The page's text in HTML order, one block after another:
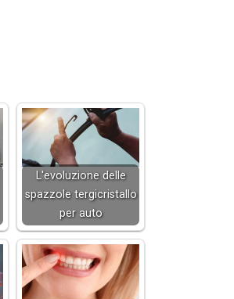
L'evoluzione delle
spazzole tergicristallo
per auto